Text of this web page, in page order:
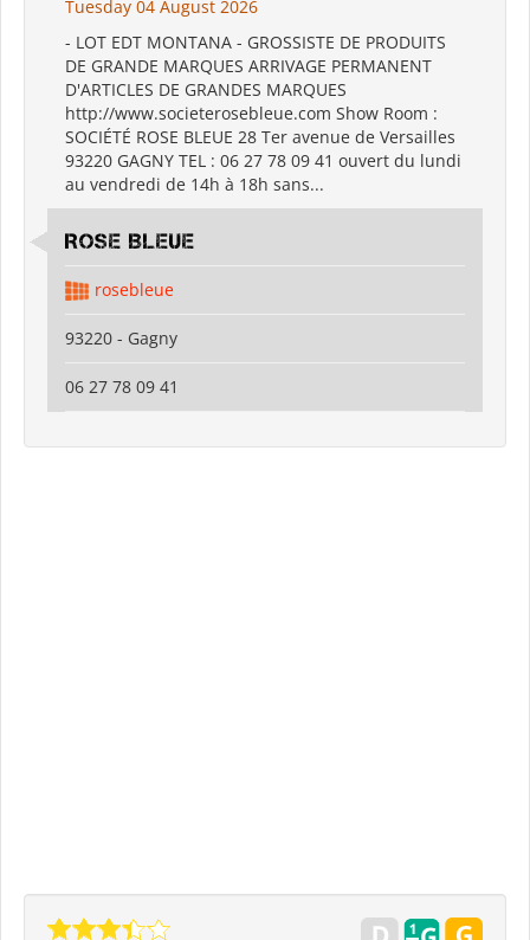
Tuesday 04 August 2026
- LOT EDT MONTANA - GROSSISTE DE PRODUITS
DE GRANDE MARQUES ARRIVAGE PERMANENT
D'ARTICLES DE GRANDES MARQUES
http://www.societerosebleue.com Show Room :
SOCIÉTÉ ROSE BLEUE 28 Ter avenue de Versailles
93220 GAGNY TEL : 06 27 78 09 41 ouvert du lundi
au vendredi de 14h à 18h sans...
ROSE BLEUE
rosebleue
93220 - Gagny
06 27 78 09 41